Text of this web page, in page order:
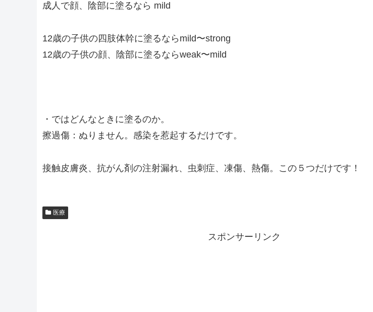
成人で顔、陰部に塗るなら mild
12歳の子供の四肢体幹に塗るならmild〜strong
12歳の子供の顔、陰部に塗るならweak〜mild
・ではどんなときに塗るのか。
擦過傷：ぬりません。感染を惹起するだけです。
接触皮膚炎、抗がん剤の注射漏れ、虫刺症、凍傷、熱傷。この５つだけです！
医療
スポンサーリンク